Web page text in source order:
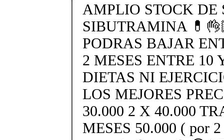
AMPLIO STOCK DE
SIBUTRAMINA
PODRAS BAJAR
2 MESES ENTRE 10
DIETAS NI
LOS MEJORES
30.000 2 X 40.000
MESES 50.000 ( por